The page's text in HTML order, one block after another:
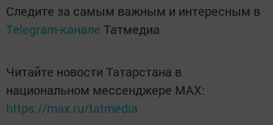
Следите за самым важным и интересным в
Telegram-канале Татмедиа
Читайте новости Татарстана в
национальном мессенджере MАХ:
https://max.ru/tatmedia